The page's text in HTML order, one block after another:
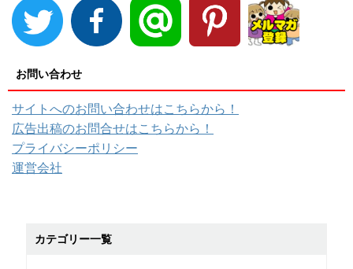
お問い合わせ
サイトへのお問い合わせはこちらから！
広告出稿のお問合せはこちらから！
プライバシーポリシー
運営会社
カテゴリー一覧